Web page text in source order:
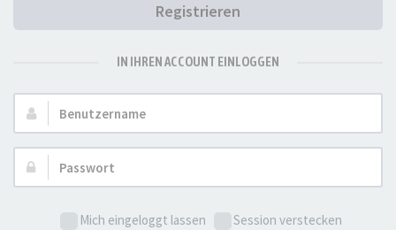
Registrieren
IN IHREN ACCOUNT EINLOGGEN
Benutzername:
Passwort:
Mich eingeloggt lassen Session verstecken